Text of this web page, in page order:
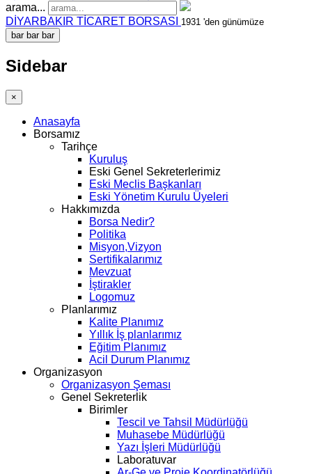
arama...
DİYARBAKIR TİCARET BORSASI
1931 'den günümüze
bar bar bar
Sidebar
×
Anasayfa
Borsamız
Tarihçe
Kuruluş
Eski Genel Sekreterlerimiz
Eski Meclis Başkanları
Eski Yönetim Kurulu Üyeleri
Hakkımızda
Borsa Nedir?
Politika
Misyon,Vizyon
Sertifikalarımız
Mevzuat
İştirakler
Logomuz
Planlarımız
Kalite Planımız
Yıllık İş planlarımız
Eğitim Planımız
Acil Durum Planımız
Organizasyon
Organizasyon Şeması
Genel Sekreterlik
Birimler
Tescil ve Tahsil Müdürlüğü
Muhasebe Müdürlüğü
Yazı İşleri Müdürlüğü
Laboratuvar